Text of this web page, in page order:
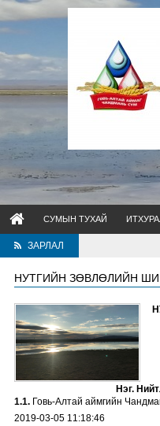
СУМЫН ТУХАЙ
ЗАРЛАЛ
НУТГИЙН ЗӨВЛӨЛИЙН
Нэг. Нийтлэг
1.1. Говь-Алтай аймгийн
2019-03-05 11:18:46